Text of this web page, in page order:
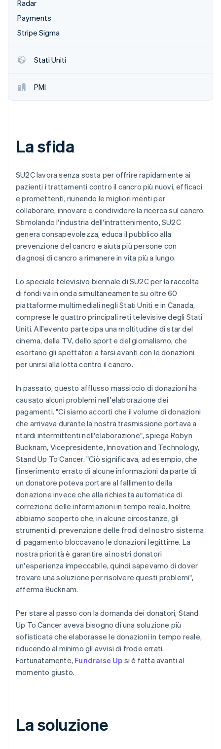
Prevenzione delle frodi
Atlas
Climate
Identity
Verifica online dell'identità
Stripe Sessions 2026
Radar
Payments
Stripe Sigma
Stati Uniti
PMI
La sfida
SU2C lavora senza sosta per offrire rapidamente ai
pazienti i trattamenti contro il cancro più nuovi, efficaci
e promettenti, riunendo le migliori menti per
collaborare, innovare e condividere la ricerca sul cancro.
Stimolando l'industria dell'intrattenimento, SU2C
genera consapevolezza, educa il pubblico alla
prevenzione del cancro e aiuta più persone con
diagnosi di cancro a rimanere in vita più a lungo.
Lo speciale televisivo biennale di SU2C per la raccolta
di fondi va in onda simultaneamente su oltre 60
piattaforme multimediali negli Stati Uniti e in Canada,
comprese le quattro principali reti televisive degli Stati
Uniti. All'evento partecipa una moltitudine di star del
cinema, della TV, dello sport e del giornalismo, che
esortano gli spettatori a farsi avanti con le donazioni
per unirsi alla lotta contro il cancro.
In passato, questo afflusso massiccio di donazioni ha
causato alcuni problemi nell'elaborazione dei
pagamenti. "Ci siamo accorti che il volume di donazioni
che arrivava durante la nostra trasmissione portava a
ritardi intermittenti nell'elaborazione", spiega Robyn
Bucknam, Vicepresidente, Innovation and Technology,
Stand Up To Cancer. "Ciò significava, ad esempio, che
l'inserimento errato di alcune informazioni da parte di
un donatore poteva portare al fallimento della
donazione invece che alla richiesta automatica di
correzione delle informazioni in tempo reale. Inoltre
abbiamo scoperto che, in alcune circostanze, gli
strumenti di prevenzione delle frodi del nostro sistema
di pagamento bloccavano le donazioni legittime. La
nostra priorità è garantire ai nostri donatori
un'esperienza impeccabile, quindi sapevamo di dover
trovare una soluzione per risolvere questi problemi",
afferma Bucknam.
Per stare al passo con la domanda dei donatori, Stand
Up To Cancer aveva bisogno di una soluzione più
sofisticata che elaborasse le donazioni in tempo reale,
riducendo al minimo gli avvisi di frode errati.
Fortunatamente, Fundraise Up si è fatta avanti al
momento giusto.
La soluzione